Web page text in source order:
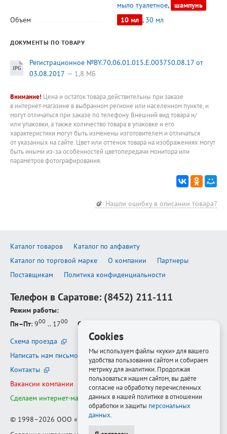
мыло туалетное, шампунь
Объем
10 мл , 30 мл
ДОКУМЕНТЫ ПО ТОВАРУ
Регистрационное №BY.70.06.01.015.E.003750.08.17 от
03.08.2017
1,8 МБ
Внимание! Цена и остаток товара действительны при заказе
в интернет-магазине в выбранном регионе или населенном пункте, и
могут отличаться при заказе по телефону. Внешний вид товара и/
или упаковки, а также количество товара в упаковке и его
характеристики могут быть изменены изготовителем и отличаться
от указанных на сайте. Цвет или оттенок товара на изображениях могут
быть иными из-за особенностей цветопередачи монитора или
параметров фотографирования.
Нашли ошибку в описании товара?
Каталог товаров
Каталог по алфавиту
Каталог по торговой марке
О компании
Партнеры
Поставщикам
Политика конфиденциальности
Телефон в Саратове: (8452) 211-111
Режим работы:
Пн–Пт: 900 .. 1700 Сб–Вс
Схема проезда
Написать нам письмо
Контакты
Вакансии компании
Сделаем интернет-магазин ещё лучше
© 1998–2026 ООО «Белфорт-РМ»
Cookies
Мы используем файлы «куки» для вашего
удобства пользования сайтом и собираем
метрику для аналитики. Продолжая
пользоваться нашим сайтом, вы даёте
согласие на обработку перечисленных
данных в нашей политике в отношении
обработки и защиты персональных
данных